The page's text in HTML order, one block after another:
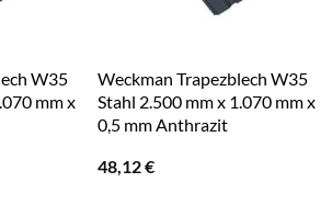
W35
mm x
Weckman Trapezblech W35
Stahl 2.500 mm x 1.070 mm x
0,5 mm Anthrazit
48,12€